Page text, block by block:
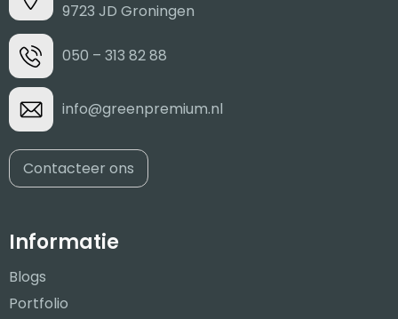
9723 JD Groningen
050 – 313 82 88
info@greenpremium.nl
Contacteer ons
Informatie
Blogs
Portfolio